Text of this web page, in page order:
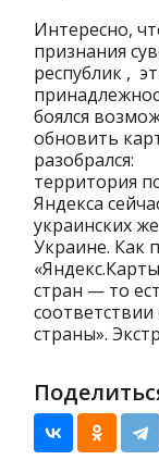
Интересно,
признания
республик ,
боялся
обновить
разобрался:
территория
Яндекса
украинских
Украине. Как
стран — то
страны».